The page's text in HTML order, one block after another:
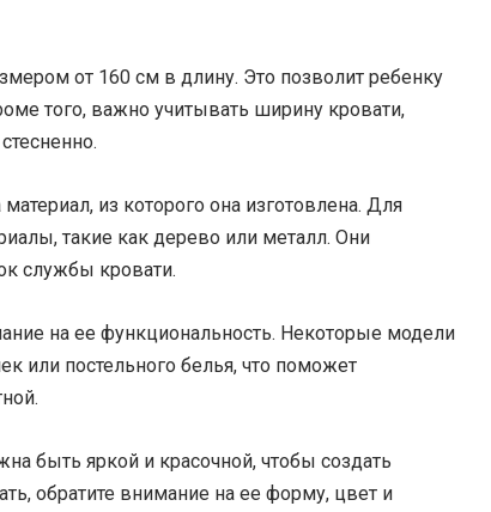
от 160 см в длину. Это позволит ребенку
того, важно учитывать ширину кровати,
из которого она изготовлена. Для
такие как дерево или металл. Они
службы кровати.
на ее функциональность. Некоторые модели
или постельного белья, что поможет
быть яркой и красочной, чтобы создать
обратите внимание на ее форму, цвет и